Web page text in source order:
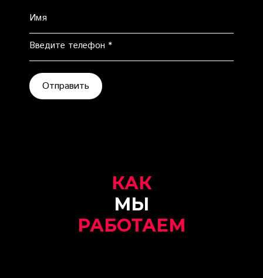
Имя
Введите телефон *
Отправить
КАК
МЫ
РАБОТАЕМ